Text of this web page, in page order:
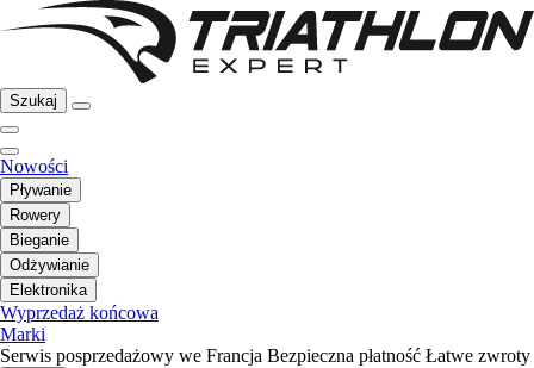
Szukaj
Nowości
Pływanie
Rowery
Bieganie
Odżywianie
Elektronika
Wyprzedaż końcowa
Marki
Serwis posprzedażowy we Francja Bezpieczna płatność Łatwe zwroty